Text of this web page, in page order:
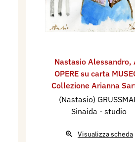
Nastasio Alessandro,
OPERE su carta
Collezione Arianna
(Nastasio)
Sinaida - studio
Visualizza scheda